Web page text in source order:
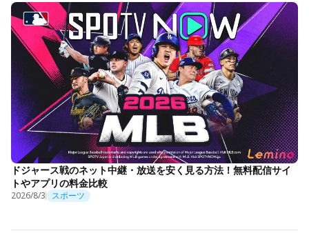
ドジャース戦のネット中継・放送を安く見る方法！無料配信サイ
トやアプリの料金比較
2026/8/3 スポーツ